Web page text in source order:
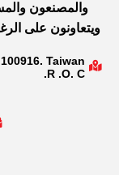
والمصنعون
ويتعاونون على
Taiwan
R .O. C.